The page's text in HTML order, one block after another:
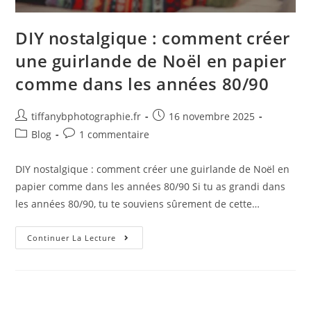
DIY nostalgique : comment créer
une guirlande de Noël en papier
comme dans les années 80/90
tiffanybphotographie.fr
16 novembre 2025
Blog
1 commentaire
DIY nostalgique : comment créer une guirlande de Noël en
papier comme dans les années 80/90 Si tu as grandi dans
les années 80/90, tu te souviens sûrement de cette…
Continuer La Lecture